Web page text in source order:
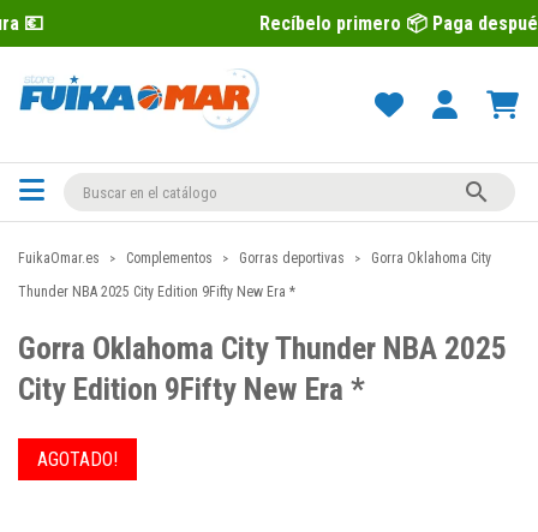
Recíbelo primero 📦 Paga después con

FuikaOmar.es Complementos Gorras deportivas
Gorra Oklahoma City
Thunder NBA 2025 City Edition 9Fifty New Era *
Gorra Oklahoma City Thunder NBA 2025
City Edition 9Fifty New Era *
AGOTADO!